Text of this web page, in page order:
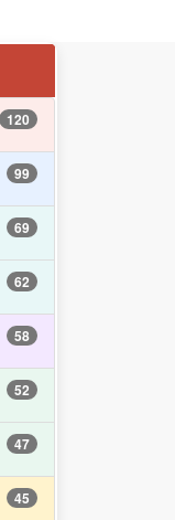
120
99
69
62
58
52
47
45